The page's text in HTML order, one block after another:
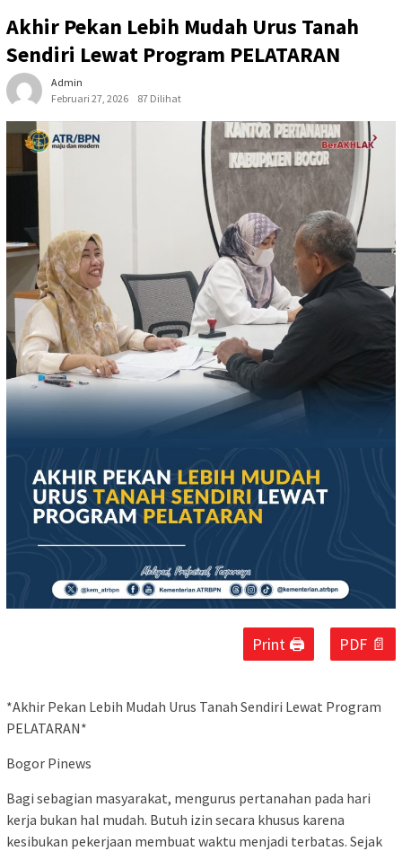
Akhir Pekan Lebih Mudah Urus Tanah
Sendiri Lewat Program PELATARAN
Admin
Februari 27, 2026
87 Dilihat
Print 🖨 PDF 📄
*Akhir Pekan Lebih Mudah Urus Tanah Sendiri Lewat Program
PELATARAN*
Bogor Pinews
Bagi sebagian masyarakat, mengurus pertanahan pada hari
kerja bukan hal mudah. Butuh izin secara khusus karena
kesibukan pekerjaan membuat waktu menjadi terbatas. Sejak